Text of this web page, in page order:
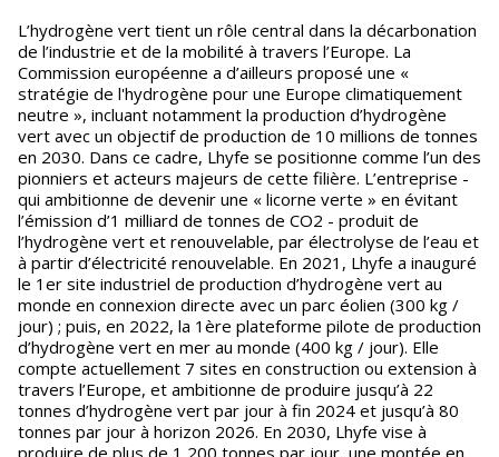
L’hydrogène vert tient un rôle central dans la décarbonation
de l’industrie et de la mobilité à travers l’Europe. La
Commission européenne a d’ailleurs proposé une «
stratégie de l'hydrogène pour une Europe climatiquement
neutre », incluant notamment la production d’hydrogène
vert avec un objectif de production de 10 millions de tonnes
en 2030. Dans ce cadre, Lhyfe se positionne comme l’un des
pionniers et acteurs majeurs de cette filière. L’entreprise -
qui ambitionne de devenir une « licorne verte » en évitant
l’émission d’1 milliard de tonnes de CO2 - produit de
l’hydrogène vert et renouvelable, par électrolyse de l’eau et
à partir d’électricité renouvelable. En 2021, Lhyfe a inauguré
le 1er site industriel de production d’hydrogène vert au
monde en connexion directe avec un parc éolien (300 kg /
jour) ; puis, en 2022, la 1ère plateforme pilote de production
d’hydrogène vert en mer au monde (400 kg / jour). Elle
compte actuellement 7 sites en construction ou extension à
travers l’Europe, et ambitionne de produire jusqu’à 22
tonnes d’hydrogène vert par jour à fin 2024 et jusqu’à 80
tonnes par jour à horizon 2026. En 2030, Lhyfe vise à
produire de plus de 1 200 tonnes par jour, une montée en